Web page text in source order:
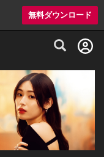
無料ダウンロード
ミアムレストラン予約